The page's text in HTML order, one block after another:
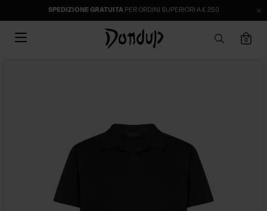
SPEDIZIONE GRATUITAPER ORDINI SUPERIORI A € 250
0